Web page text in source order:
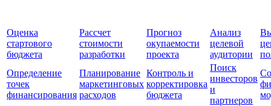
Оценка
стартового
бюджета
Рассчет
стоимости
разработки
Прогноз
окупаемости
проекта
Анализ
целевой
аудитории
Определение
точек
финансирования
Планирование
маркетинговых
расходов
Контроль и
корректировка
бюджета
Поиск
инвесторов
и
партнеров